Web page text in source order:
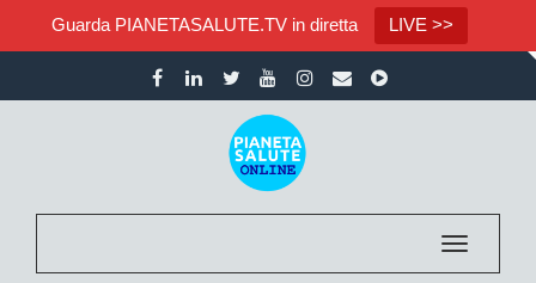
Guarda PIANETASALUTE.TV in diretta LIVE >>
Toggle